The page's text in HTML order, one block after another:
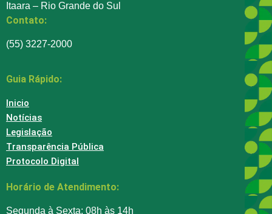
Itaara – Rio Grande do Sul
Contato:
(55) 3227-2000
Guia Rápido:
Inicio
Notícias
Legislação
Transparência Pública
Protocolo Digital
Horário de Atendimento:
Segunda à Sexta: 08h às 14h